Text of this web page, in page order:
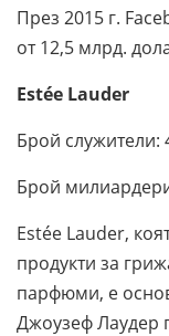
През 2015 г.
от 12,5 млрд.
Estée Lauder
Брой служители:
Брой
Estée Lauder,
продукти за
парфюми, е
Джоузеф Лаудер